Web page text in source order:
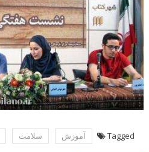
Tagged آموزش سلامت